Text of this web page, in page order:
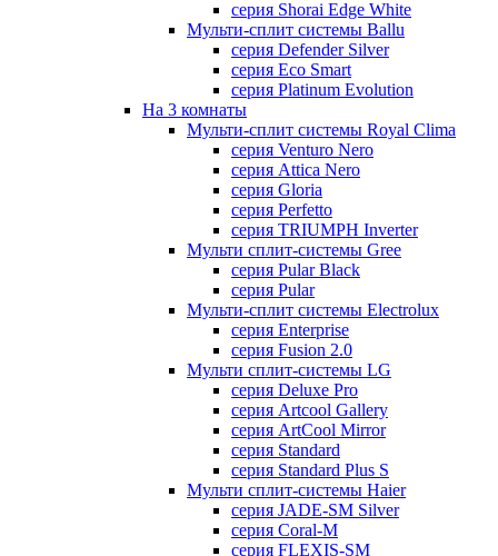
серия Shorai Edge White
Мульти-сплит системы Ballu
серия Defender Silver
серия Eco Smart
серия Platinum Evolution
На 3 комнаты
Мульти-сплит системы Royal Clima
серия Venturo Nero
серия Attica Nero
серия Gloria
серия Perfetto
серия TRIUMPH Inverter
Мульти сплит-системы Gree
серия Pular Black
серия Pular
Мульти-сплит системы Electrolux
серия Enterprise
серия Fusion 2.0
Мульти сплит-системы LG
серия Deluxe Pro
серия Artcool Gallery
серия ArtCool Mirror
серия Standard
серия Standard Plus S
Мульти сплит-системы Haier
серия JADE-SM Silver
серия Coral-M
серия FLEXIS-SM